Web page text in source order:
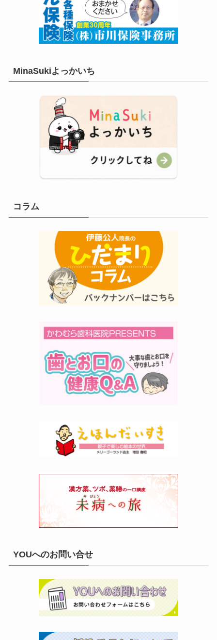
MinaSukiよっかいち
コラム
YOUへのお問い合せ